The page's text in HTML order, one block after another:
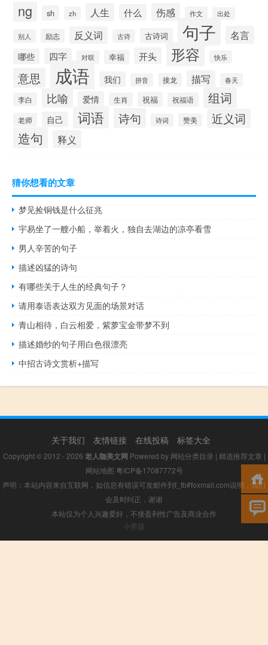
ng sh zh 人生 什么 伤感 作文 出处
别人 励志 反义词 古诗 古诗词 句子 名言
哪些 四字 对联 幸福 开头 形容 快乐
意思 成语 我们 拼音 接龙 描写 春天
李白 比喻 爱情 生肖 祝福 祝福语 组词
老师 自己 词语 诗句 诗词 赞美 近义词
造句 释义
猜你想看的文章
梦见捡铜钱是什么征兆
宇易坐了一艘小船，举着火，独自去湖边的凉亭看雪
男人辛苦的句子
描述凶猛的诗句
有哪些关于人生的经典句子？
请用泰语表达双方见面的场景对话
青山相待，白云相爱，紫萝宝金带梦不到
描述婚纱的句子用白色很漂亮
中招古诗文赏析+描写
关于我们 友情链接 在线投稿 标签大全
Copyright © 2012 - 2026 老人咖美文网 Powered by 网站分类目录 | 精选推荐文章 |
网站地图 粤ICP备17087772号
声明：本站内容来自互联网，如信息有错误可发邮件到f_fb#foxmail.com说明，我们
会及时纠正，谢谢
本站仅为个人兴趣爱好，不接盈利性广告及商业合作
小男孩